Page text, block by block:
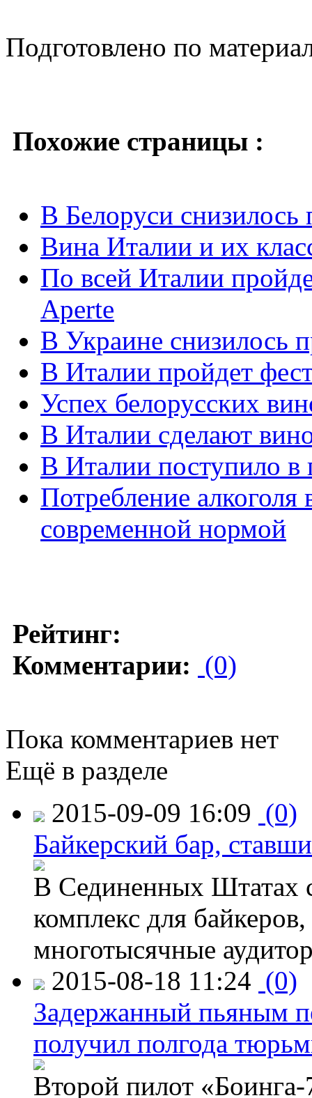
Подготовлено по
Похожие страницы :
В Белоруси снизилось
Вина Италии и их
По всей Италии
Aperte
В Украине снизилось
В Италии пройдет
Успех белорусских
В Италии сделают
В Италии поступило в
Потребление
современной нормой
Рейтинг:
Комментарии: (0)
Пока комментариев нет
Ещё в разделе
2015-09-09 16:09 (0)
Байкерский бар,
В Сединенных Штатах
комплекс для
многотысячные
2015-08-18 11:24 (0)
Задержанный пьяным
получил полгода
Второй пилот